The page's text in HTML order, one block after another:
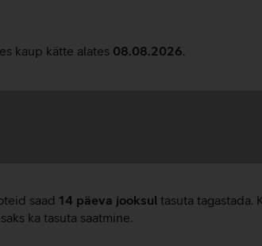
kaup kätte alates 08.08.2026
saad 14 päeva jooksul tasuta tagastada.
ka tasuta saatmine.